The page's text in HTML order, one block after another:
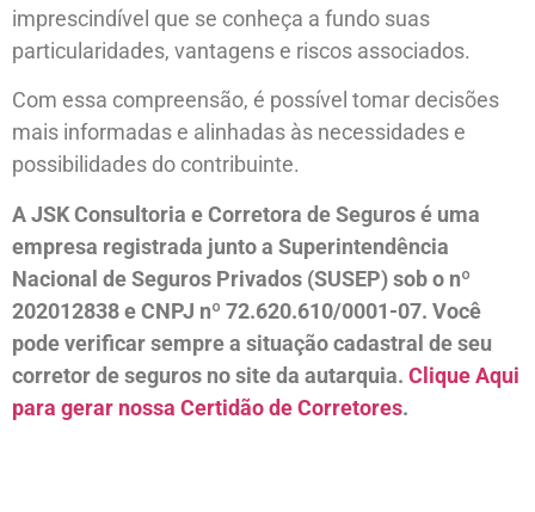
imprescindível que se conheça a fundo suas
particularidades, vantagens e riscos associados.
Com essa compreensão, é possível tomar decisões
mais informadas e alinhadas às necessidades e
possibilidades do contribuinte.
A JSK Consultoria e Corretora de Seguros é uma
empresa registrada junto a Superintendência
Nacional de Seguros Privados (SUSEP) sob o nº
202012838 e CNPJ nº 72.620.610/0001-07. Você
pode verificar sempre a situação cadastral de seu
corretor de seguros no site da autarquia. Clique Aqui
para gerar nossa Certidão de Corretores.